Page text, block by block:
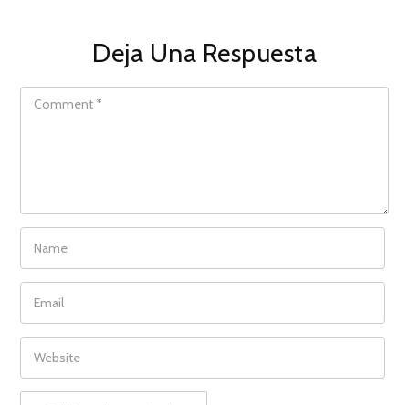
Deja Una Respuesta
COMMENT
NAME
EMAIL
WEBSITE